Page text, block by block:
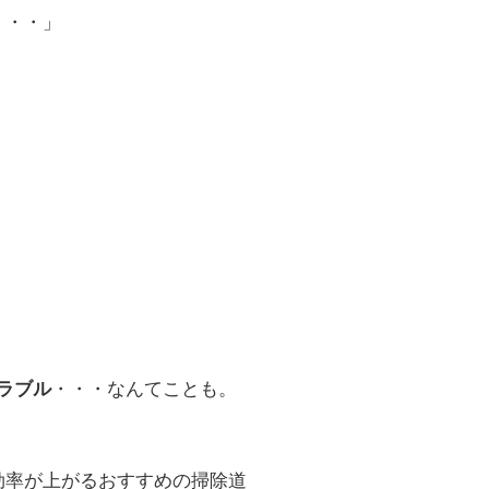
・」
ブル・・・なんてことも。
が上がるおすすめの掃除道